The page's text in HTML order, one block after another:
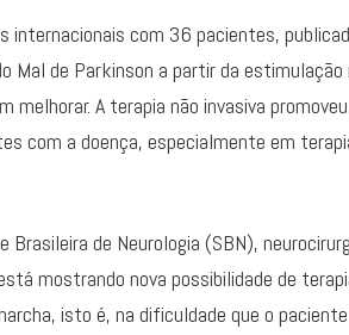
com 36 pacientes,
Mal de Parkinson a partir da estimulação
melhorar. A terapia não invasiva
com a doença, especialmente em
Brasileira de Neurologia (SBN),
mostrando nova possibilidade de
isto é, na dificuldade que o